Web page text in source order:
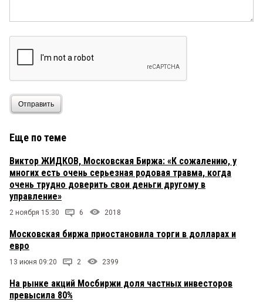
Отправить
Еще по теме
Виктор ЖИДКОВ, Московская Биржа: «К сожалению, у
многих есть очень серьезная родовая травма, когда
очень трудно доверить свои деньги другому в
управление»
2 ноября 15:30 6 2018
Московская биржа приостановила торги в долларах и
евро
13 июня 09:20 2 2399
На рынке акций Мосбиржи доля частных инвесторов
превысила 80%